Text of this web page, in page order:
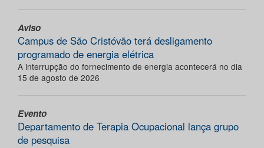
Aviso
Campus de São Cristóvão terá desligamento
programado de energia elétrica
A interrupção do fornecimento de energia acontecerá no dia
15 de agosto de 2026
Evento
Departamento de Terapia Ocupacional lança grupo
de pesquisa